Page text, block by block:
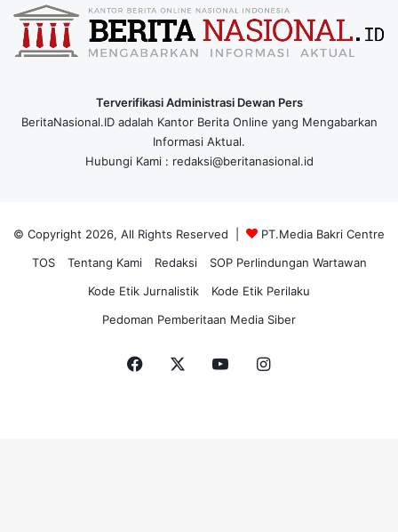
Terverifikasi Administrasi Dewan Pers
BeritaNasional.ID adalah Kantor Berita Online yang Mengabarkan
Informasi Aktual.
Hubungi Kami : redaksi@beritanasional.id
© Copyright 2026, All Rights Reserved |
PT.Media Bakri Centre
TOS
Tentang Kami Redaksi
SOP Perlindungan Wartawan
Kode Etik Jurnalistik
Kode Etik Perilaku
Pedoman Pemberitaan Media Siber
Facebook YouTubeInstagram